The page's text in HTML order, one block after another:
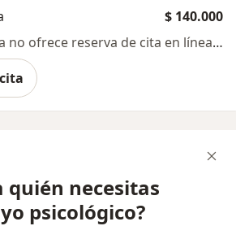
$ 140.000
Este especialista no ofrece reserva de cita en línea en esta dirección.
quién necesitas
psicológico?